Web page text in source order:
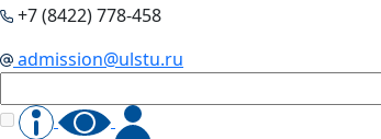
+7 (8422) 778-458
admission@ulstu.ru